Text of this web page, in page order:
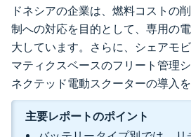
ドネシアの企業は、燃料コストの
制への対応を目的として、専用の
大しています。さらに、シェアモ
マティクスベースのフリート管理
ネクテッド電動スクーターの導入を
主要レポートのポイント